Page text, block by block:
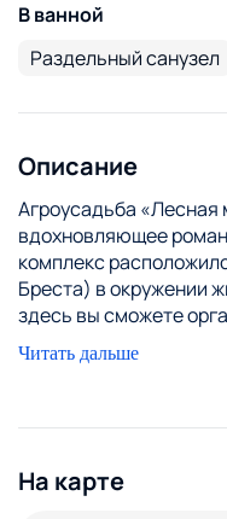
В ванной
Раздельный санузел
Описание
Агроусадьба «Лесная
вдохновляющее
комплекс
Бреста) в окружении
здесь вы сможете
Так что всё сходится
всех любителей
и прочих
Наша усадьба
семейного отдыха
Читать дальше
На карте